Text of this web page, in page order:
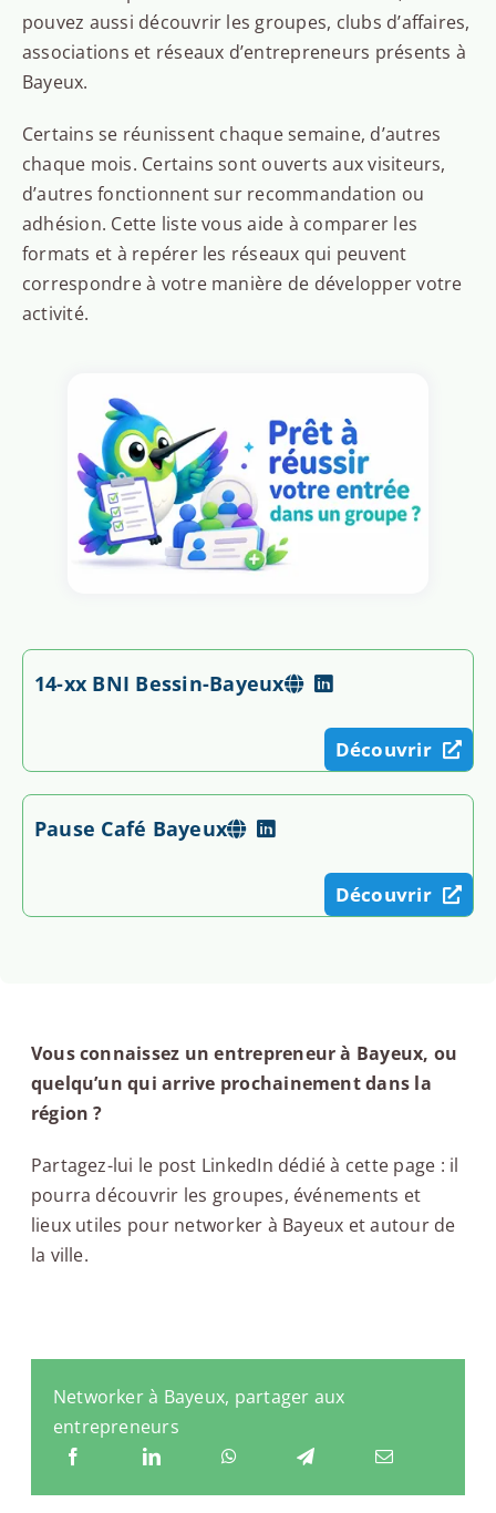
pouvez aussi découvrir les groupes, clubs d’affaires,
associations et réseaux d’entrepreneurs présents à
Bayeux.
Certains se réunissent chaque semaine, d’autres
chaque mois. Certains sont ouverts aux visiteurs,
d’autres fonctionnent sur recommandation ou
adhésion. Cette liste vous aide à comparer les
formats et à repérer les réseaux qui peuvent
correspondre à votre manière de développer votre
activité.
14-xx BNI Bessin-Bayeux
Découvrir
Pause Café Bayeux
Découvrir
Vous connaissez un entrepreneur à Bayeux, ou
quelqu’un qui arrive prochainement dans la
région ?
Partagez-lui le post LinkedIn dédié à cette page : il
pourra découvrir les groupes, événements et
lieux utiles pour networker à Bayeux et autour de
la ville.
Networker à Bayeux, partager aux
entrepreneurs